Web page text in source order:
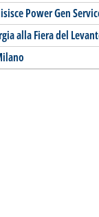
Power Gen
alla Fiera del